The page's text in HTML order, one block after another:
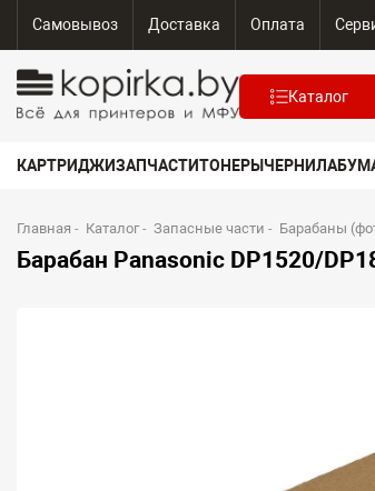
Самовывоз Доставка Оплата
Каталог
КАРТРИДЖИЗАПЧАСТИТОНЕРЫ ЧЕРНИЛА
Главная - Каталог - Запасные части - Барабаны
Барабан Panasonic DP1520/